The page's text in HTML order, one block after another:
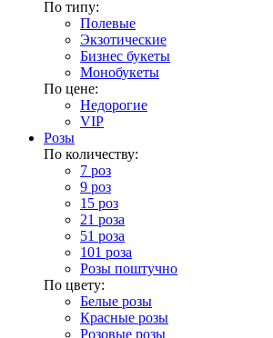
По типу:
Полевые
Экзотические
Бизнес букеты
Монобукеты
По цене:
Недорогие
VIP
Розы
По количеству:
7 роз
9 роз
15 роз
21 роза
51 роза
101 роза
Розы поштучно
По цвету:
Белые розы
Красные розы
Розовые розы